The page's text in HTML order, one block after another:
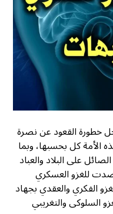
خطورة القعود عن نصرة
كل بحسبها، وبما
على البلاد والعباد
للغزو العسكري
الفكري والعقدي بجهاد
السلوکی والتغريبي